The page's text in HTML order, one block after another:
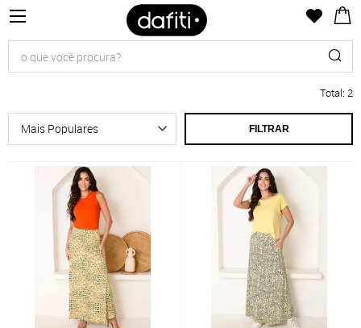
Total: 2
FILTRAR